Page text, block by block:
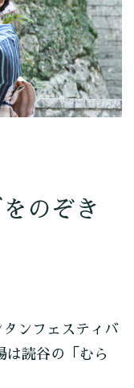
のぞき
ンフェスティバ
は読谷の「むら